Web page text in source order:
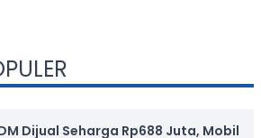
Dijual Seharga Rp688 Juta, Mobil